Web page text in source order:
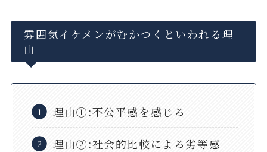
雰囲気イケメンがむかつくといわれる理
由
理由①:不公平感を感じる
理由②:社会的比較による劣等感